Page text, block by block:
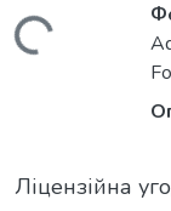
Ліцензійна